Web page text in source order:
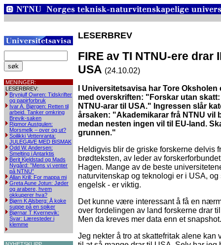
MENINGER:
LESERBREV:
Brynjulf Owren: Tidskrifter
og papirforbruk
Ivar A. Bjørgen: Retten til
arbeid. Tanker omkring
Brevik-saken
Rigmor Austgulen:
Morsmelk – over og ut?
Soilikki Vettenranta:
JULEGAVE MED BISMAK
Odd W. Andersen:
Smelting i Antarktis
Berit Kjeldstad og Mads
Nygård: ”Mens vi venter
på NTNU”
Allan Krill: For mappa mi
Greta Aune Jotun: Jøder
og arabere, hvem
okkuperer hva?
Bjørn K Alsberg: Å koke
suppe på en spiker
Bjørnar T Kvernevik:
Svar: Læresteder i
klemme
LESERBREV
FIRE av TI NTNU-ere drar
USA (24.10.02)
I Universitetsavisa har Tore
med overskriften: "Forskar utan
NTNU-arar til USA." Ingressen slår
årsaken: "Akademikarar frå NTNU vil
medan nesten ingen vil til EU-land.
grunnen."
Heldigvis blir de griske forskerne delvis
brødteksten, av leder av
Hagen. Mange av de beste
naturvitenskap og teknologi er i USA, og
engelsk - er viktig.
Det kunne være interessant å få en
over fordelingen av land forskerne drar
Men da kreves mer data enn et snapshot.
Jeg nekter å tro at skattefritak alene kan